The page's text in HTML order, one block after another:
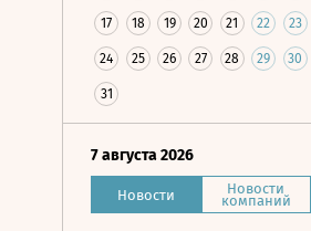
17 18 19 20 21 22 23
24 25 26 27 28 29 30
31
7 августа 2026
Новости Новости
компаний